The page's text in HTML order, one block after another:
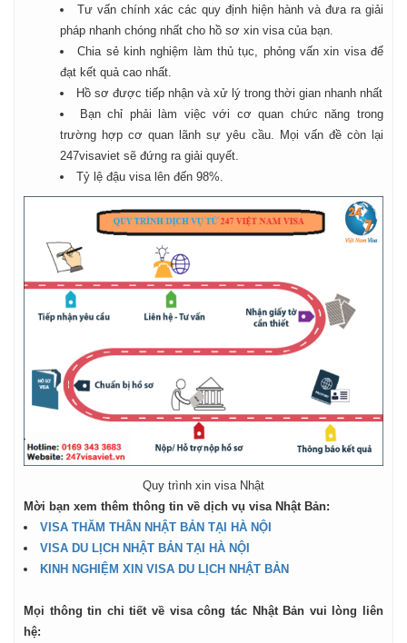
Tư vấn chính xác các quy định hiện hành và đưa ra giải
pháp nhanh chóng nhất cho hồ sơ xin visa của bạn.
Chia sẻ kinh nghiệm làm thủ tục, phỏng vấn xin visa để
đạt kết quả cao nhất.
Hồ sơ được tiếp nhận và xử lý trong thời gian nhanh nhất
Bạn chỉ phải làm việc với cơ quan chức năng trong
trường hợp cơ quan lãnh sự yêu cầu. Mọi vấn đề còn lại
247visaviet sẽ đứng ra giải quyết.
Tỷ lệ đậu visa lên đến 98%.
Quy trình xin visa Nhật
Mời bạn xem thêm thông tin về dịch vụ visa Nhật Bản:
VISA THĂM THÂN NHẬT BẢN TẠI HÀ NỘI
VISA DU LỊCH NHẬT BẢN TẠI HÀ NỘI
​KINH NGHIỆM XIN VISA DU LỊCH NHẬT BẢN
Mọi thông tin chi tiết về visa công tác Nhật Bản vui lòng liên
hệ: